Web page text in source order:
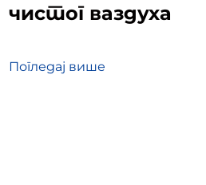
чистог ваздуха
Погледај више